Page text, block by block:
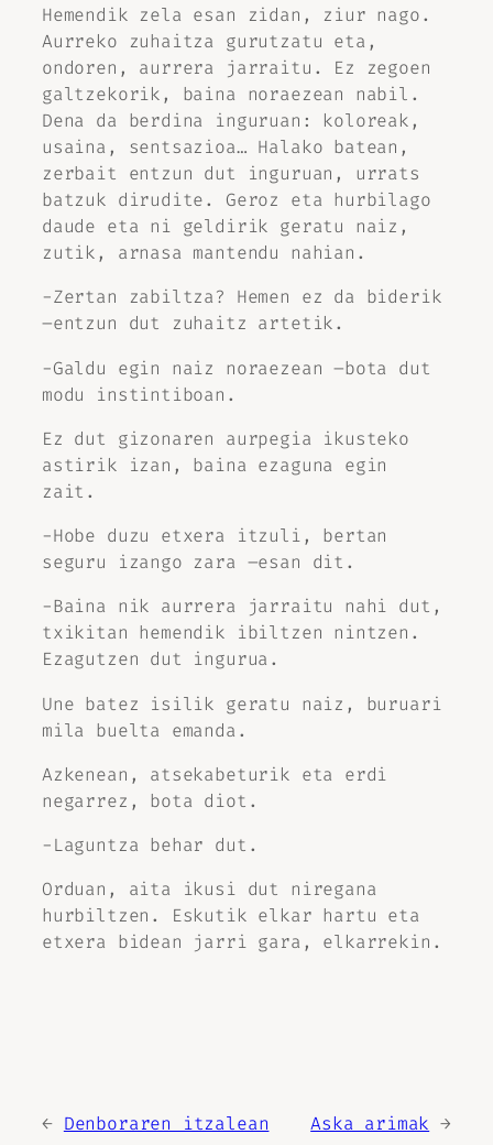
Hemendik zela esan zidan, ziur nago.
Aurreko zuhaitza gurutzatu eta,
ondoren, aurrera jarraitu. Ez zegoen
galtzekorik, baina noraezean nabil.
Dena da berdina inguruan: koloreak,
usaina, sentsazioa… Halako batean,
zerbait entzun dut inguruan, urrats
batzuk dirudite. Geroz eta hurbilago
daude eta ni geldirik geratu naiz,
zutik, arnasa mantendu nahian.
-Zertan zabiltza? Hemen ez da biderik
–entzun dut zuhaitz artetik.
-Galdu egin naiz noraezean –bota dut
modu instintiboan.
Ez dut gizonaren aurpegia ikusteko
astirik izan, baina ezaguna egin
zait.
-Hobe duzu etxera itzuli, bertan
seguru izango zara –esan dit.
-Baina nik aurrera jarraitu nahi dut,
txikitan hemendik ibiltzen nintzen.
Ezagutzen dut ingurua.
Une batez isilik geratu naiz, buruari
mila buelta emanda.
Azkenean, atsekabeturik eta erdi
negarrez, bota diot.
-Laguntza behar dut.
Orduan, aita ikusi dut niregana
hurbiltzen. Eskutik elkar hartu eta
etxera bidean jarri gara, elkarrekin.
← Denboraren itzalean Aska arimak →